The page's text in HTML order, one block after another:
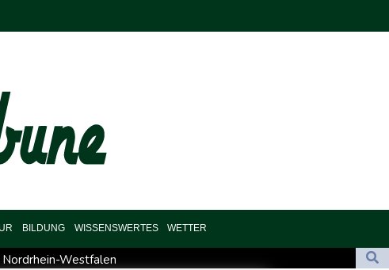
BILDUNG WISSENSWERTES WETTER
Nordrhein-Westfalen